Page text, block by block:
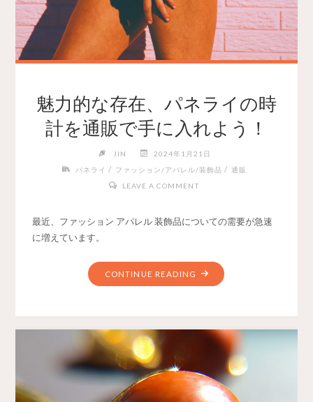
魅力的な存在、パネライの時
計を通販で手に入れよう！
JIN
2024年1月21日
パネライ / ファッション/アパレル/装飾品 / 通販
LEAVE A COMMENT
最近、ファッション アパレル 装飾品についての需要が急速
に増えています。
CONTINUE READING